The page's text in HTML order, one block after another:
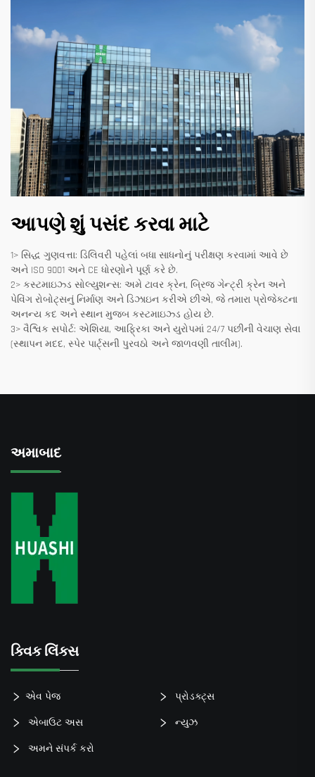
આપણે શું પસંદ કરવા માટે
1> સિદ્ધ ગુણવત્તા: ડિલિવરી પહેલાં બધા સાધનોનું પરીક્ષણ કરવામાં આવે છે
અને ISO 9001 અને CE ધોરણોને પૂર્ણ કરે છે.
2> કસ્ટમાઇઝ્ડ સોલ્યુશન્સ: અમે ટાવર ક્રેન, બ્રિજ ગેન્ટ્રી ક્રેન અને
પેવિંગ રોબોટ્સનું નિર્માણ અને ડિઝાઇન કરીએ છીએ, જે તમારા પ્રોજેક્ટના
અનન્ય કદ અને સ્થાન મુજબ કસ્ટમાઇઝ્ડ હોય છે.
3> વૈશ્વિક સપોર્ટ: એશિયા, આફ્રિકા અને યુરોપમાં 24/7 પછીની વેચાણ સેવા
(સ્થાપન મદદ, સ્પેર પાર્ટ્સની પુરવઠો અને જાળવણી તાલીમ).
અમાબાદ
ક્વિક લિંક્સ
એવ પેજ પ્રોડક્ટ્સ
એબાઉટ અસ ન્યુઝ
અમને સંપર્ક કરો